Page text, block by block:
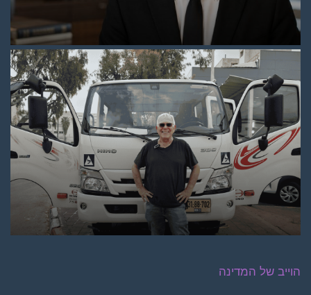
הוייב של המדינה